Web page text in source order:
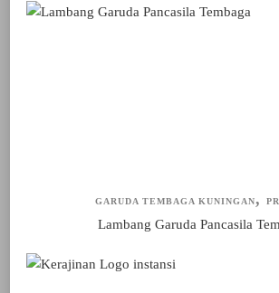
GARUDA TEMBAGA KUNINGAN
Lambang Garuda Pancasila